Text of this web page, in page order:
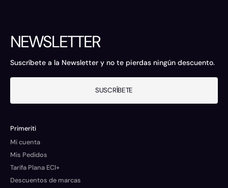
NEWSLETTER
Suscríbete a la Newsletter y no te pierdas ningún descuento.
SUSCRÍBETE
Primeriti
Mi cuenta
Mis Pedidos
Tarifa Plana ECI+
Descuentos de marcas